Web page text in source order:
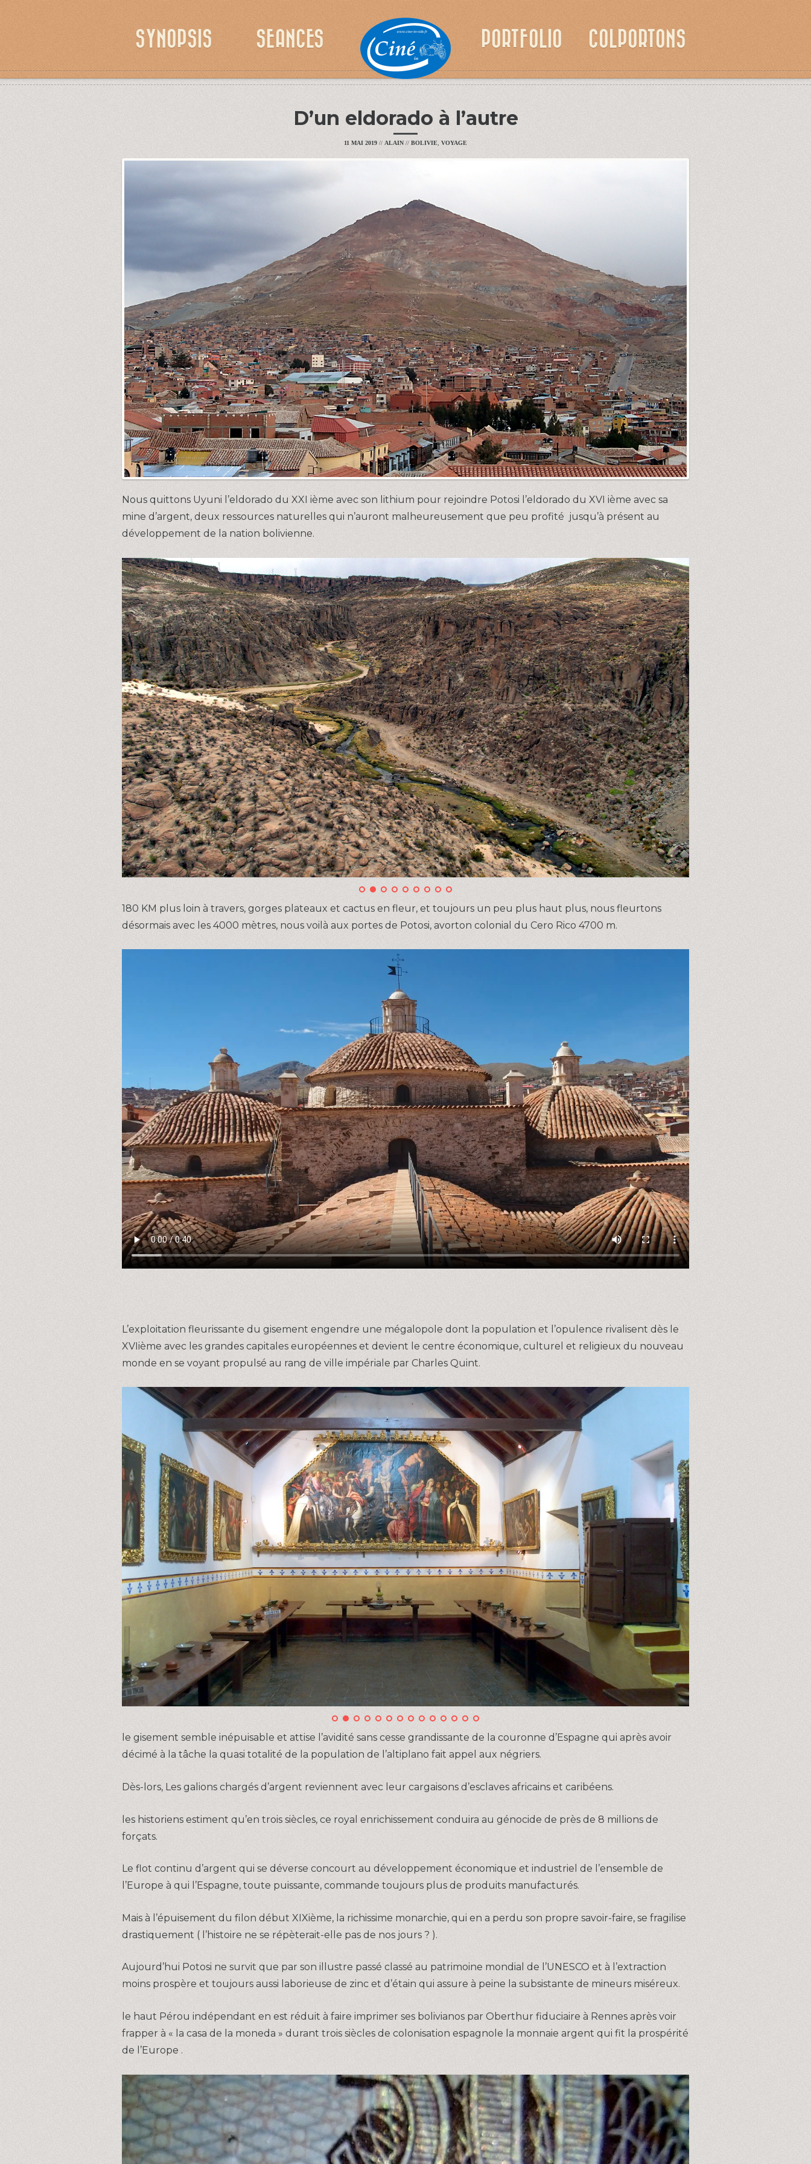
SYNOPSIS SEANCES PORTFOLIO COLPORTONS
D’un eldorado à l’autre
11 MAI 2019 // ALAIN // BOLIVIE VOYAGE
Nous quittons Uyuni l’eldorado du XXI ième avec son lithium pour rejoindre Potosi l’eldorado du XVI ième avec sa
mine d’argent, deux ressources naturelles qui n’auront malheureusement que peu profité jusqu’à présent au
développement de la nation bolivienne.
180 KM plus loin à travers, gorges plateaux et cactus en fleur, et toujours un peu plus haut plus, nous fleurtons
désormais avec les 4000 mètres, nous voilà aux portes de Potosi, avorton colonial du Cero Rico 4700 m.
L’exploitation fleurissante du gisement engendre une mégalopole dont la population et l’opulence rivalisent dès le
XVIième avec les grandes capitales européennes et devient le centre économique, culturel et religieux du nouveau
monde en se voyant propulsé au rang de ville impériale par Charles Quint.
le gisement semble inépuisable et attise l’avidité sans cesse grandissante de la couronne d’Espagne qui après avoir
décimé à la tâche la quasi totalité de la population de l’altiplano fait appel aux négriers.
Dès-lors, Les galions chargés d’argent reviennent avec leur cargaisons d’esclaves africains et caribéens.
les historiens estiment qu’en trois siècles, ce royal enrichissement conduira au génocide de près de 8 millions de
forçats.
Le flot continu d’argent qui se déverse concourt au développement économique et industriel de l’ensemble de
l’Europe à qui l’Espagne, toute puissante, commande toujours plus de produits manufacturés.
Mais à l’épuisement du filon début XIXième, la richissime monarchie, qui en a perdu son propre savoir-faire, se fragilise
drastiquement ( l’histoire ne se répèterait-elle pas de nos jours ? ).
Aujourd’hui Potosi ne survit que par son illustre passé classé au patrimoine mondial de l’UNESCO et à l’extraction
moins prospère et toujours aussi laborieuse de zinc et d’étain qui assure à peine la subsistante de mineurs miséreux.
le haut Pérou indépendant en est réduit à faire imprimer ses bolivianos par Oberthur fiduciaire à Rennes après voir
frapper à « la casa de la moneda » durant trois siècles de colonisation espagnole la monnaie argent qui fit la prospérité
de l’Europe .